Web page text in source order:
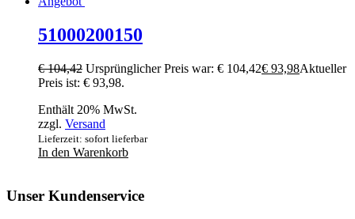
51000200150
€104,42 Ursprünglicher Preis war: € 104,42€ 93,98Aktueller
Preis ist: € 93,98.
Enthält 20% MwSt.
zzgl. Versand
Lieferzeit: sofort lieferbar
In den Warenkorb
Unser Kundenservice